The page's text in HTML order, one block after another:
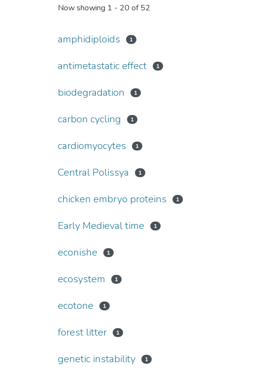
Now showing 1 - 20 of 52
amphidiploids 1
antimetastatic effect 1
biodegradation 1
carbon cycling 1
cardiomyocytes 1
Central Polissya 1
chicken embryo proteins 1
Early Medieval time 1
econishe 1
ecosystem 1
ecotone 1
forest litter 1
genetic instability 1